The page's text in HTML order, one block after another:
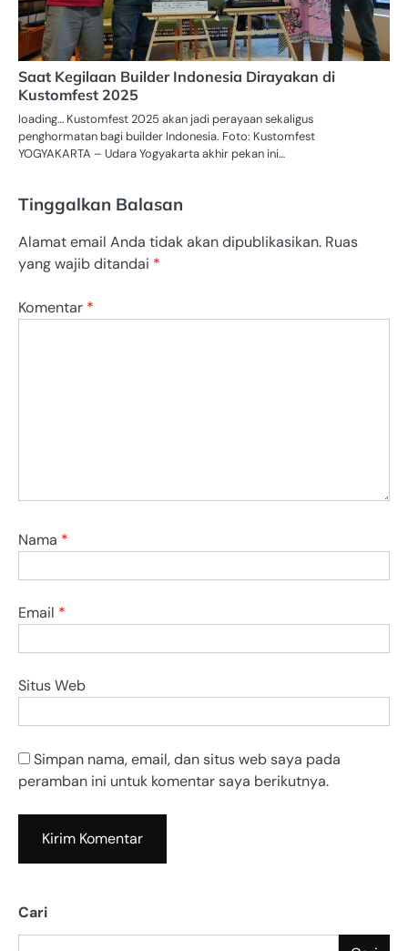
Saat Kegilaan Builder Indonesia Dirayakan di
Kustomfest 2025
loading… Kustomfest 2025 akan jadi perayaan sekaligus
penghormatan bagi builder Indonesia. Foto: Kustomfest
YOGYAKARTA – Udara Yogyakarta akhir pekan ini…
Tinggalkan Balasan
Alamat email Anda tidak akan dipublikasikan. Ruas
yang wajib ditandai *
Komentar *
Nama *
Email *
Situs Web
Simpan nama, email, dan situs web saya pada
peramban ini untuk komentar saya berikutnya.
Cari